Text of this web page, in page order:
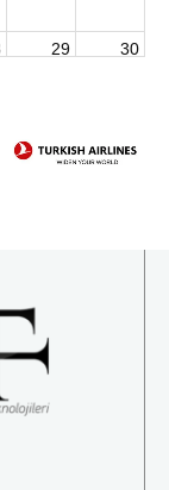
29 30